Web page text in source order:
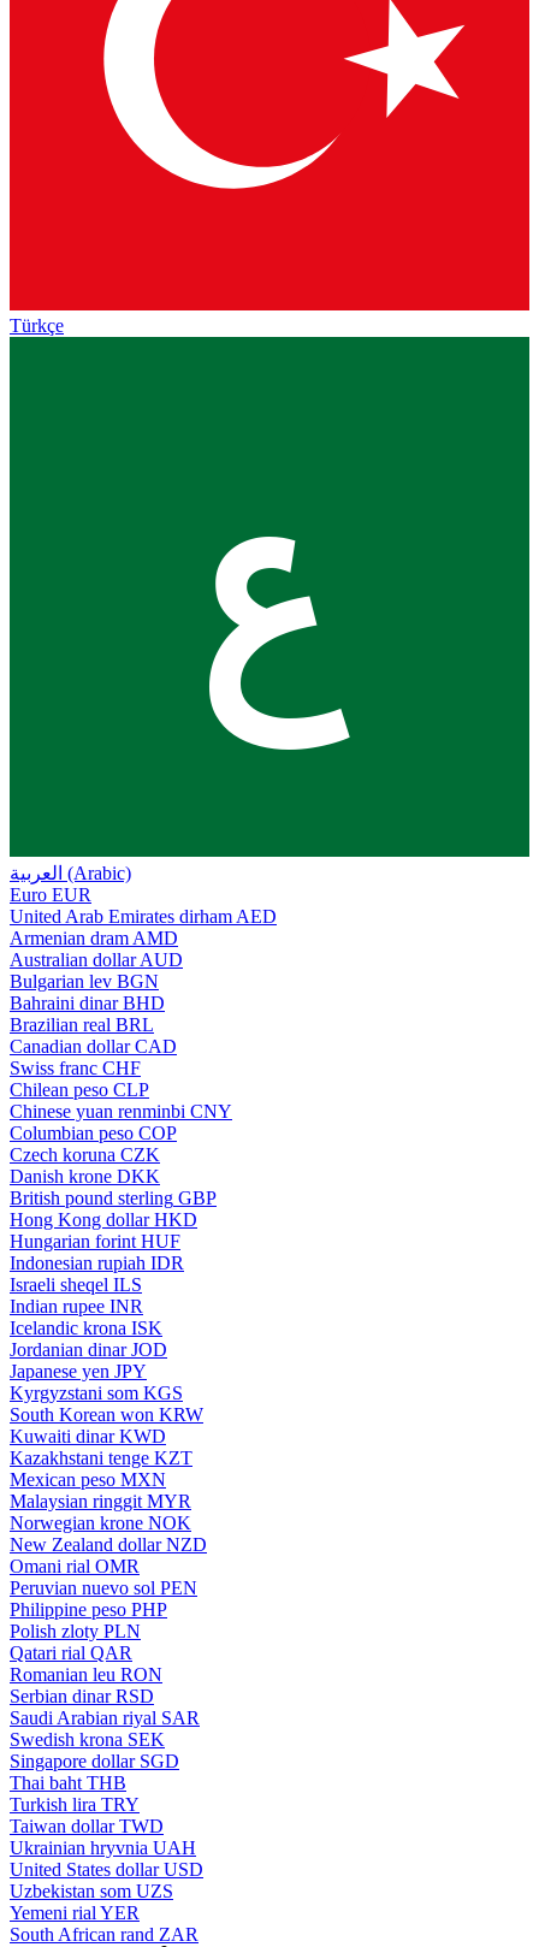
Türkçe
ع
العربية (Arabic)
Euro EUR
United Arab Emirates dirham AED
Armenian dram AMD
Australian dollar AUD
Bulgarian lev BGN
Bahraini dinar BHD
Brazilian real BRL
Canadian dollar CAD
Swiss franc CHF
Chilean peso CLP
Chinese yuan renminbi CNY
Columbian peso COP
Czech koruna CZK
Danish krone DKK
British pound sterling GBP
Hong Kong dollar HKD
Hungarian forint HUF
Indonesian rupiah IDR
Israeli sheqel ILS
Indian rupee INR
Icelandic krona ISK
Jordanian dinar JOD
Japanese yen JPY
Kyrgyzstani som KGS
South Korean won KRW
Kuwaiti dinar KWD
Kazakhstani tenge KZT
Mexican peso MXN
Malaysian ringgit MYR
Norwegian krone NOK
New Zealand dollar NZD
Omani rial OMR
Peruvian nuevo sol PEN
Philippine peso PHP
Polish zloty PLN
Qatari rial QAR
Romanian leu RON
Serbian dinar RSD
Saudi Arabian riyal SAR
Swedish krona SEK
Singapore dollar SGD
Thai baht THB
Turkish lira TRY
Taiwan dollar TWD
Ukrainian hryvnia UAH
United States dollar USD
Uzbekistan som UZS
Yemeni rial YER
South African rand ZAR